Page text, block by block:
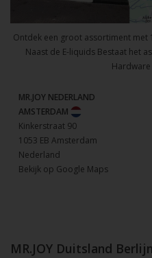
Ontdek een groot assortiment met
Naast de E-liquids Bestaat het
MR.JOY NEDERLAND
AMSTERDAM
Kinkerstraat 90
1053 EB Amsterdam
Nederland
Bekijk op Google Maps
MR.JOY Duitsland Berlijn